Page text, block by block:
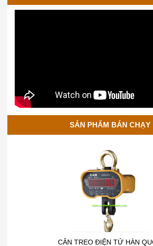
SẢN PHẨM BÁN CHẠY
CÂN TREO ĐIỆN TỬ HÀN